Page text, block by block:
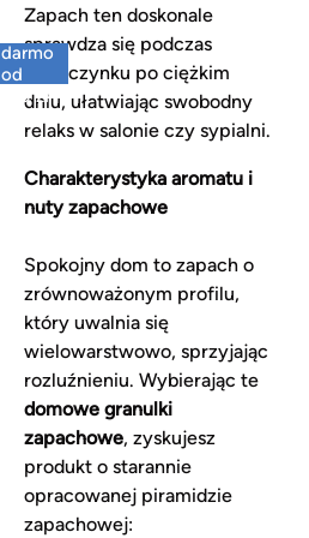
darmo
od
150 zł
Zapach ten doskonale
sprawdza się podczas
odpoczynku po ciężkim
dniu, ułatwiając swobodny
relaks w salonie czy sypialni.
Charakterystyka aromatu i
nuty zapachowe
Spokojny dom to zapach o
zrównoważonym profilu,
który uwalnia się
wielowarstwowo, sprzyjając
rozluźnieniu. Wybierając te
domowe granulki
zapachowe, zyskujesz
produkt o starannie
opracowanej piramidzie
zapachowej: